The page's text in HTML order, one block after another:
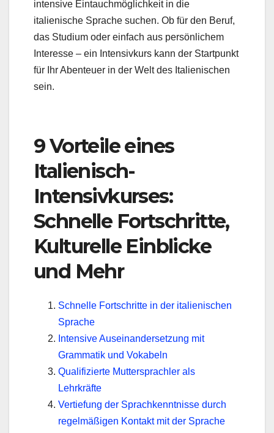
intensive Eintauchmöglichkeit in die
italienische Sprache suchen. Ob für den Beruf,
das Studium oder einfach aus persönlichem
Interesse – ein Intensivkurs kann der Startpunkt
für Ihr Abenteuer in der Welt des Italienischen
sein.
9 Vorteile eines
Italienisch-
Intensivkurses:
Schnelle Fortschritte,
Kulturelle Einblicke
und Mehr
Schnelle Fortschritte in der italienischen
Sprache
Intensive Auseinandersetzung mit
Grammatik und Vokabeln
Qualifizierte Muttersprachler als
Lehrkräfte
Vertiefung der Sprachkenntnisse durch
regelmäßigen Kontakt mit der Sprache